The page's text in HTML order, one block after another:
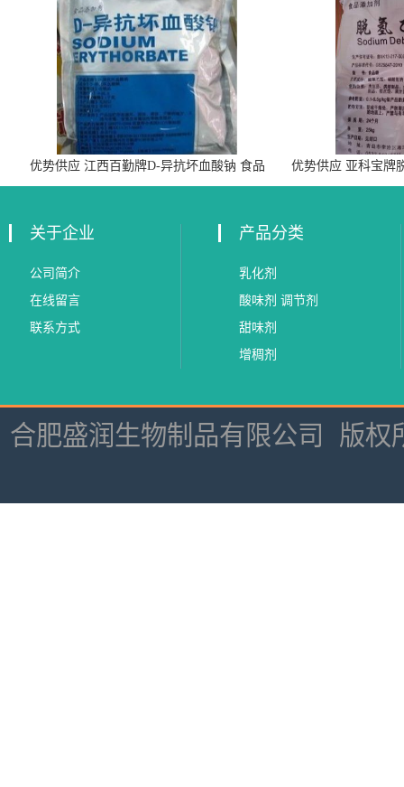
优势供应 江西百勤牌D-异抗坏血酸钠 食品
级抗氧化剂
优势供应 亚科宝牌
关于企业
公司简介
在线留言
联系方式
产品分类
乳化剂
酸味剂 调节剂
甜味剂
增稠剂
合肥盛润生物制品有限公司 版权